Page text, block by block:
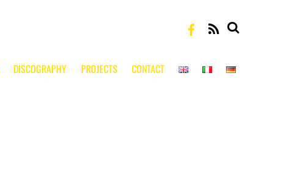
RSS
DISCOGRAPHY PROJECTS CONTACT